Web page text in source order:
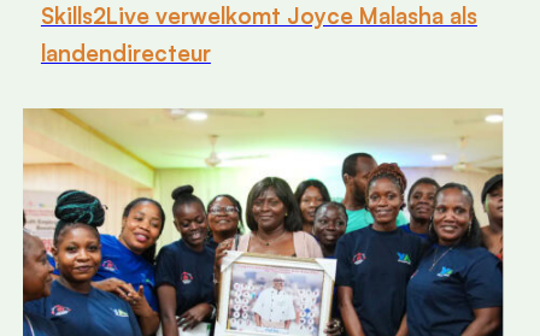
Skills2Live verwelkomt Joyce Malasha als
landendirecteur